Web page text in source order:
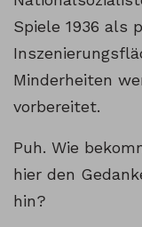
Spiele 1936 als
Minderheiten
vorbereitet.
Puh. Wie
hier den
hin?